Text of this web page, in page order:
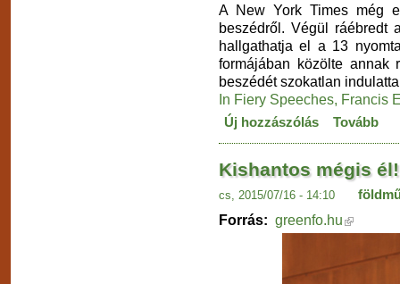
A New York Times még
beszédről. Végül ráébredt
hallgathatja el a 13
formájában közölte annak
beszédét szokatlan
In Fiery Speeches, Francis
Új hozzászólás Tovább
Kishantos mégis él!
cs, 2015/07/16 - 14:10
Forrás: greenfo.hu